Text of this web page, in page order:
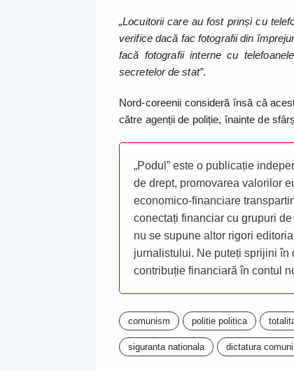
„Locuitorii care au fost prinși cu
verifice dacă fac fotografii din
facă fotografii interne cu
secretelor de stat”.
Nord-coreenii consideră însă că
către agenții de poliție, înainte de
„Podul” este o publicație
de drept, promovarea valorilor
economico-financiare
conectați financiar cu grupuri
nu se supune altor rigori
jurnalistului. Ne puteți sprijini în
contribuție financiară în contul
comunism politie politica
siguranta nationala dictatura